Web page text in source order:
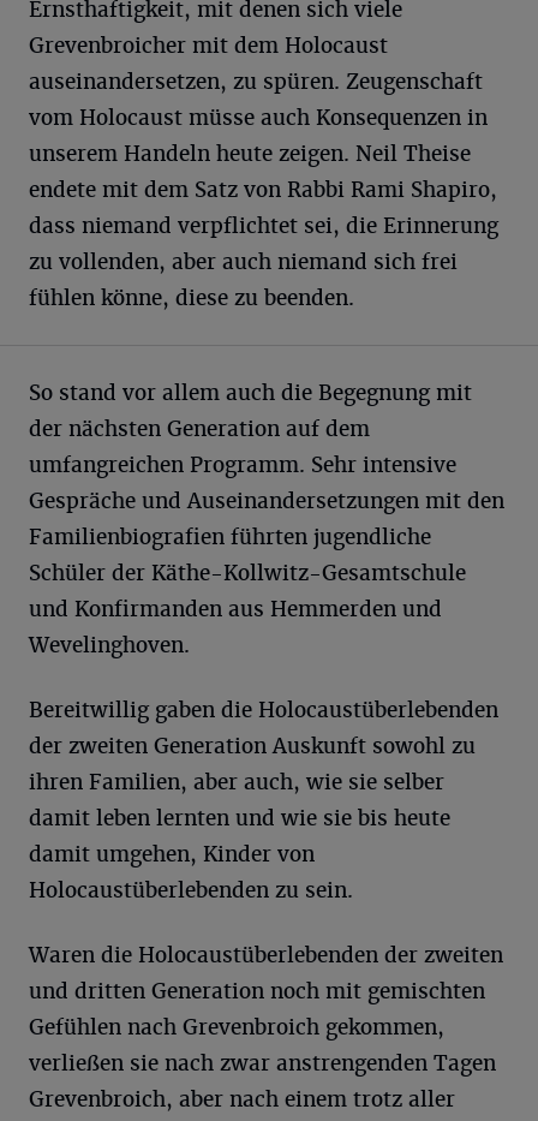
Ernsthaftigkeit, mit denen sich viele
Grevenbroicher mit dem Holocaust
auseinandersetzen, zu spüren. Zeugenschaft
vom Holocaust müsse auch Konsequenzen in
unserem Handeln heute zeigen. Neil Theise
endete mit dem Satz von Rabbi Rami Shapiro,
dass niemand verpflichtet sei, die Erinnerung
zu vollenden, aber auch niemand sich frei
fühlen könne, diese zu beenden.
So stand vor allem auch die Begegnung mit
der nächsten Generation auf dem
umfangreichen Programm. Sehr intensive
Gespräche und Auseinandersetzungen mit den
Familienbiografien führten jugendliche
Schüler der Käthe-Kollwitz-Gesamtschule
und Konfirmanden aus Hemmerden und
Wevelinghoven.
Bereitwillig gaben die Holocaustüberlebenden
der zweiten Generation Auskunft sowohl zu
ihren Familien, aber auch, wie sie selber
damit leben lernten und wie sie bis heute
damit umgehen, Kinder von
Holocaustüberlebenden zu sein.
Waren die Holocaustüberlebenden der zweiten
und dritten Generation noch mit gemischten
Gefühlen nach Grevenbroich gekommen,
verließen sie nach zwar anstrengenden Tagen
Grevenbroich, aber nach einem trotz aller